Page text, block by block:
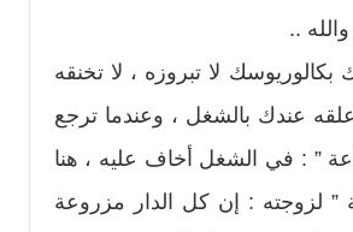
..
لا تبروزه ، لا تخنقه
عندك بالشغل ، وعندما ترجع
” : في الشغل أخاف عليه ، هنا
لزوجته : إن كل الدار مزروعة